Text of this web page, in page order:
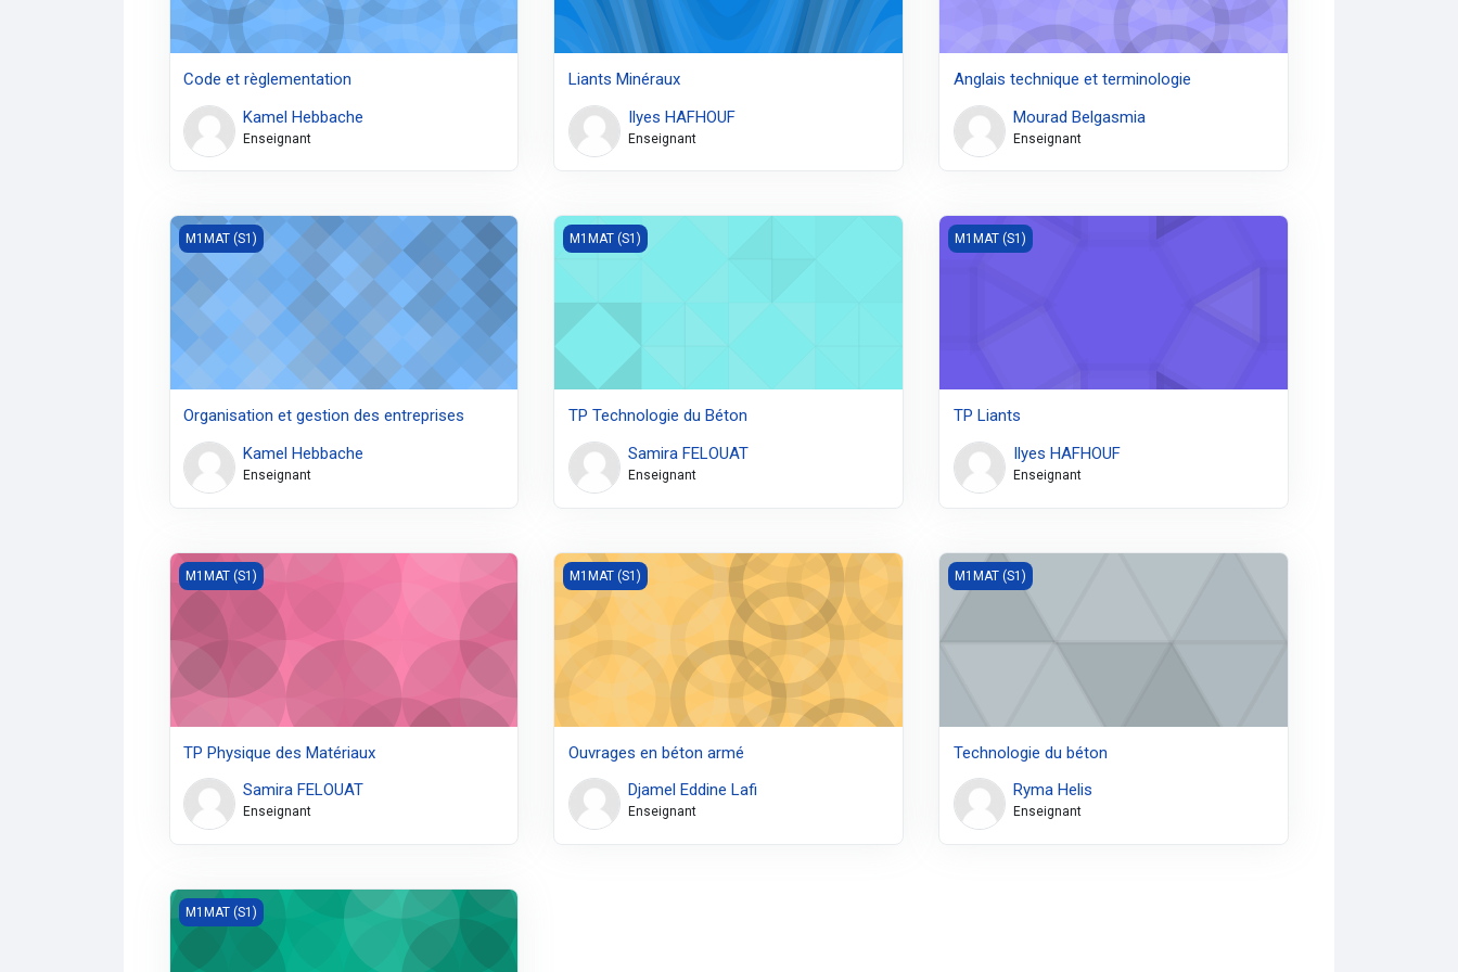
Code et règlementation
Kamel Hebbache
Enseignant
Liants Minéraux
Ilyes HAFHOUF
Enseignant
Anglais technique et terminologie
Mourad Belgasmia
Enseignant
Organisation et gestion des entreprises
M1MAT (S1)
Organisation et gestion des entreprises
Kamel Hebbache
Enseignant
TP Technologie du Béton
M1MAT (S1)
TP Technologie du Béton
Samira FELOUAT
Enseignant
TP Liants
M1MAT (S1)
TP Liants
Ilyes HAFHOUF
Enseignant
TP Physique des Matériaux
M1MAT (S1)
TP Physique des Matériaux
Samira FELOUAT
Enseignant
Ouvrages en béton armé
M1MAT (S1)
Ouvrages en béton armé
Djamel Eddine Lafi
Enseignant
Technologie du béton
M1MAT (S1)
Technologie du béton
Ryma Helis
Enseignant
Elasticité
M1MAT (S1)